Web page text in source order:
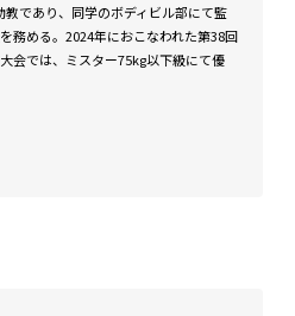
であり、同学のボディビル部にて監
務める。2024年におこなわれた第38回
会では、ミスター75kg以下級にて優